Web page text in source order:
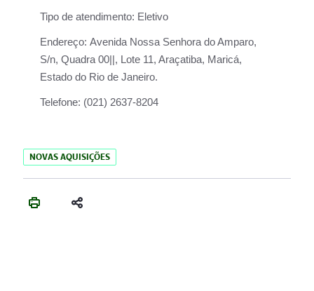
Tipo de atendimento: Eletivo
Endereço: Avenida Nossa Senhora do Amparo,
S/n, Quadra 00||, Lote 11, Araçatiba, Maricá,
Estado do Rio de Janeiro.
Telefone: (021) 2637-8204
NOVAS AQUISIÇÕES